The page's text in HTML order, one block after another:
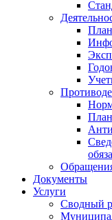
Документы
Услуги
Сводный